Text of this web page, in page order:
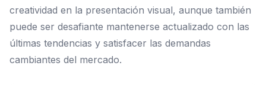
creatividad en la presentación visual, aunque también
puede ser desafiante mantenerse actualizado con las
últimas tendencias y satisfacer las demandas
cambiantes del mercado.